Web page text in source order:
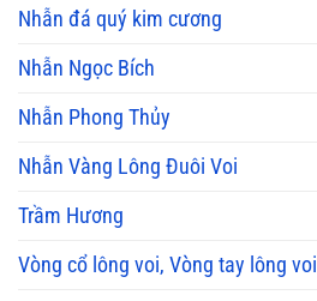
Nhẫn đá quý kim cương
Nhẫn Ngọc Bích
Nhẫn Phong Thủy
Nhẫn Vàng Lông Đuôi Voi
Trầm Hương
Vòng cổ lông voi, Vòng tay lông voi